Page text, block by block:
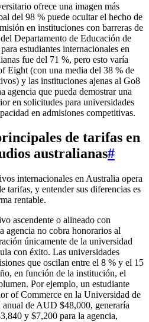
ofrece una imagen más
del 98 % puede ocultar el hecho de
en instituciones con barreras de
Departamento de Educación de
estudiantes internacionales en
fue del 71 %, pero esto varía
Eight (con una media del 38 % de
y las instituciones ajenas al Go8
agencia que pueda demostrar una
en solicitudes para universidades
en admisiones competitivas.
de tarifas en
australianas#
internacionales en Australia opera
tarifas, y entender sus diferencias es
rentable.
ascendente o alineado con
agencia no cobra honorarios al
únicamente de la universidad
con éxito. Las universidades
que oscilan entre el 8 % y el 15
en función de la institución, el
Por ejemplo, un estudiante
of Commerce en la Universidad de
de AUD $48,000, generaría
y $7,200 para la agencia,